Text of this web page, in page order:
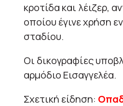
κροτίδα και λέιζερ,
οποίου έγινε χρήση
σταδίου.
Οι δικογραφίες
αρμόδιο Εισαγγελέα.
Σχετική είδηση: